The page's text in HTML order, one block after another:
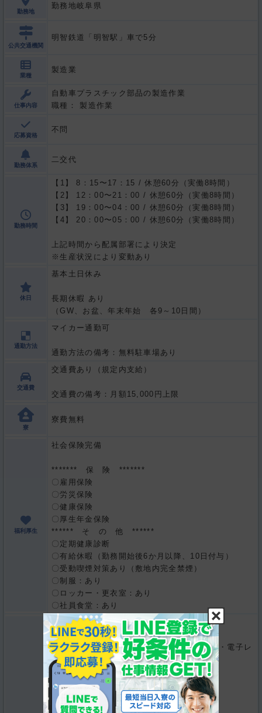
勤務地
勤務地岐阜県
公共交通機関
明智鉄道「明智駅」車で5分
業種
製造業
仕事内容
自動車プラスチック部品の製造作業
職種： 製造作業
応募資格
不問
勤務体系
二交代
勤務時間
8：15〜17：15 / 休憩60分（実働8時間）
12：00〜21：00 / 休憩60分（実働8時間）
19：00〜04：00 / 休憩60分（実働8時間）
20：00〜05：00 / 休憩60分（実働8時間）
上記時間から配属部署により決定
※生産状況により変動あり
休日
基本土日休み
長期休暇 あり
（GW、お盆、年末年始 各9～10日間）
通勤方法
マイカー通勤可
通勤方法の備考：無料駐車場あり
交通費
交通費あり（規定内支給）
交通費の備考：月額15,000円上限
寮
寮費無料
福利厚生
社会保険完備
******* 保 険 *******
〇雇用保険
〇労災保険
〇健康保険
〇厚生年金保険
****** そ の 他 ******
〇定期健康診断
〇有給休暇（勤務開始後6か月以降、10日付与）
〇受動喫煙対策あり（敷地内完全禁煙）
〇制服：あり
〇ロッカー・更衣室：あり
〇社員食堂：あり
**** 寮完備 ****
敷金・保証金等の初期費用はかかりません
生活備品完備（冷蔵庫・洗濯機・エアコン・電子レ
ンジなど）
**** 無料貸出 ****
・自転車の貸出あり